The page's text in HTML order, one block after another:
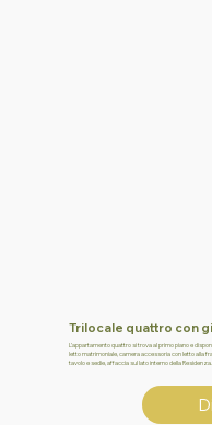
Trilocale quattro con
L’appartamento quattro si trova al primo piano e
letto matrimoniale, camera accessoria con letto alla
tavolo e sedie, affaccia sul lato interno della Residenza.